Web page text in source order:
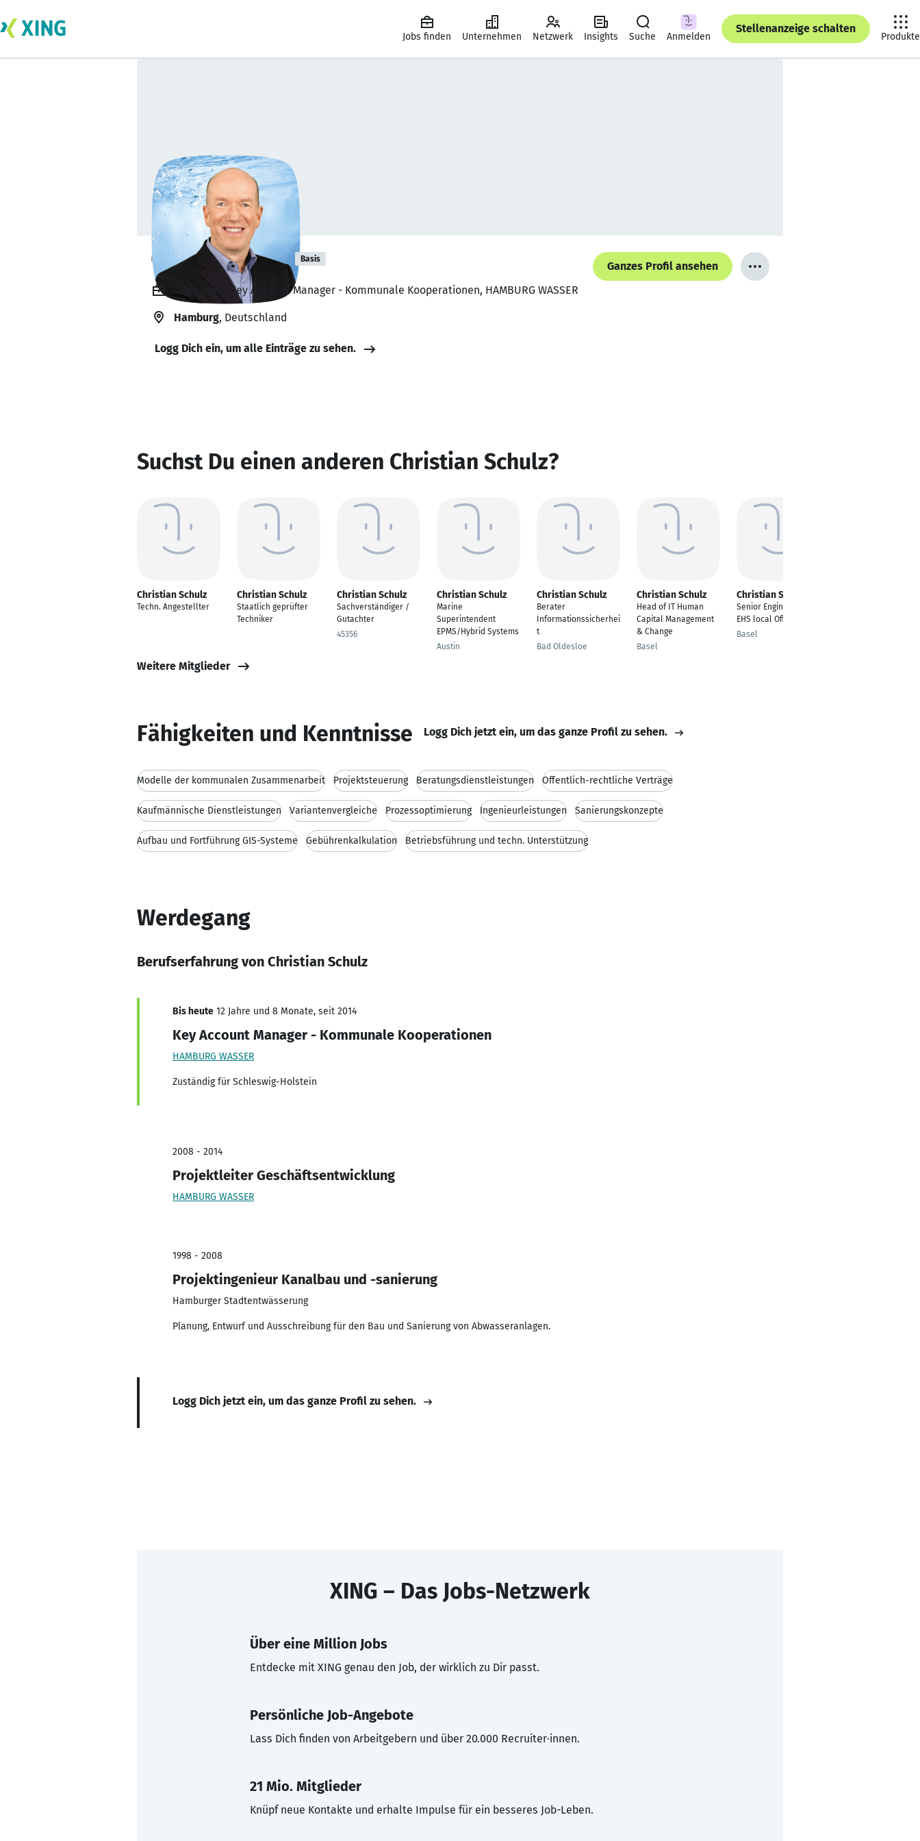
Jobs finden Unternehmen Netzwerk Insights Suche Anmelden
Stellenanzeige schalten
Produkte
Christian Schulz Basis
Ganzes Profil ansehen
Angestellt, Key Account Manager - Kommunale Kooperationen, HAMBURG WASSER
Hamburg, Deutschland
Logg Dich ein, um alle Einträge zu sehen.
Suchst Du einen anderen Christian Schulz?
Christian Schulz
Techn. Angestellter
Christian Schulz
Staatlich geprüfter
Techniker
Christian Schulz
Sachverständiger /
Gutachter
45356
Christian Schulz
Marine
Superintendent
EPMS/Hybrid Systems
Austin
Christian Schulz
Berater
Informationssicherhei
t
Bad Oldesloe
Christian Schulz
Head of IT Human
Capital Management
& Change
Basel
Christian Schulz
Senior Engineer &
EHS local Officer
Basel
Weitere Mitglieder
Fähigkeiten und Kenntnisse Logg Dich jetzt ein, um das ganze Profil zu sehen.
Modelle der kommunalen Zusammenarbeit Projektsteuerung Beratungsdienstleistungen Öffentlich-rechtliche Verträge
Kaufmännische Dienstleistungen Variantenvergleiche Prozessoptimierung Ingenieurleistungen Sanierungskonzepte
Aufbau und Fortführung GIS-Systeme Gebührenkalkulation Betriebsführung und techn. Unterstützung
Werdegang
Berufserfahrung von Christian Schulz
Bis heute 12 Jahre und 8 Monate, seit 2014
Key Account Manager - Kommunale Kooperationen
HAMBURG WASSER
Zuständig für Schleswig-Holstein
2008 - 2014
Projektleiter Geschäftsentwicklung
HAMBURG WASSER
1998 - 2008
Projektingenieur Kanalbau und -sanierung
Hamburger Stadtentwässerung
Planung, Entwurf und Ausschreibung für den Bau und Sanierung von Abwasseranlagen.
Logg Dich jetzt ein, um das ganze Profil zu sehen.
XING – Das Jobs-Netzwerk
Über eine Million Jobs
Entdecke mit XING genau den Job, der wirklich zu Dir passt.
Persönliche Job-Angebote
Lass Dich finden von Arbeitgebern und über 20.000 Recruiter·innen.
21 Mio. Mitglieder
Knüpf neue Kontakte und erhalte Impulse für ein besseres Job-Leben.